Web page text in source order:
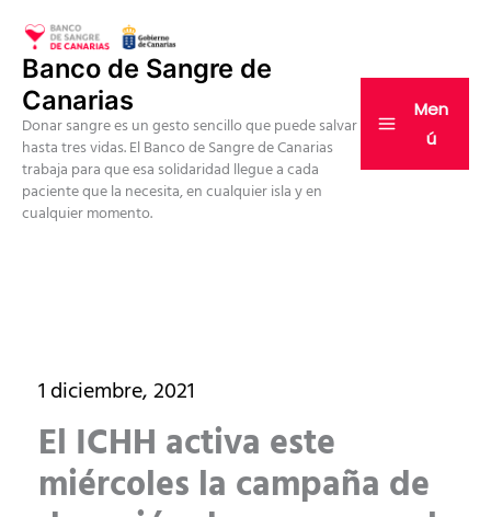
contenido
Banco de Sangre de
Canarias
Donar sangre es un gesto sencillo que puede salvar
hasta tres vidas. El Banco de Sangre de Canarias
trabaja para que esa solidaridad llegue a cada
paciente que la necesita, en cualquier isla y en
cualquier momento.
Men
ú
1 diciembre, 2021
El ICHH activa este
miércoles la campaña de